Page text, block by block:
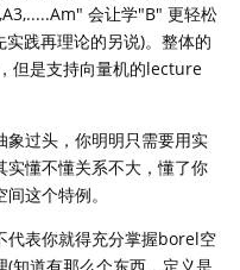
会让学"B" 更轻松
践再理论的另说)。整体的
但是支持向量机的lecture
象过头，你明明只需要用实
实懂不懂关系不大，懂了你
这个特例。
代表你就得充分掌握borel空